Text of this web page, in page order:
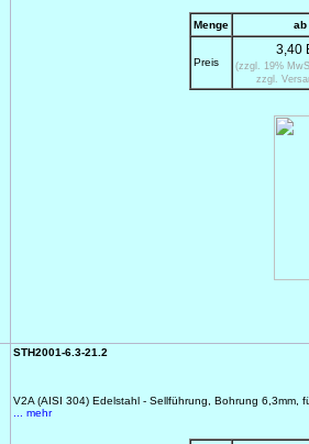
Menge ab
Preis
3,40
(zzgl. 19%
zzgl.
STH2001-6.3-21.2
V2A (AISI 304) Edelstahl - Sellführung, Bohrung 6,3mm,
... mehr